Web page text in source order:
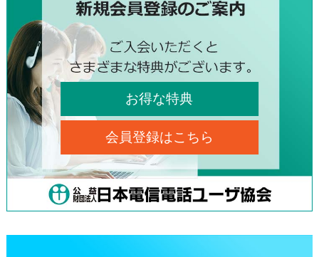
お得な特典
会員登録はこちら